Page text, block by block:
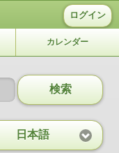
ログイン
カレンダー
検索
日本語